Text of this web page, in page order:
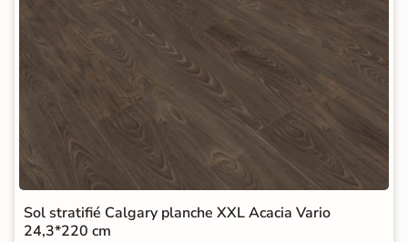
Sol stratifié Calgary planche XXL Acacia Vario
24,3*220 cm